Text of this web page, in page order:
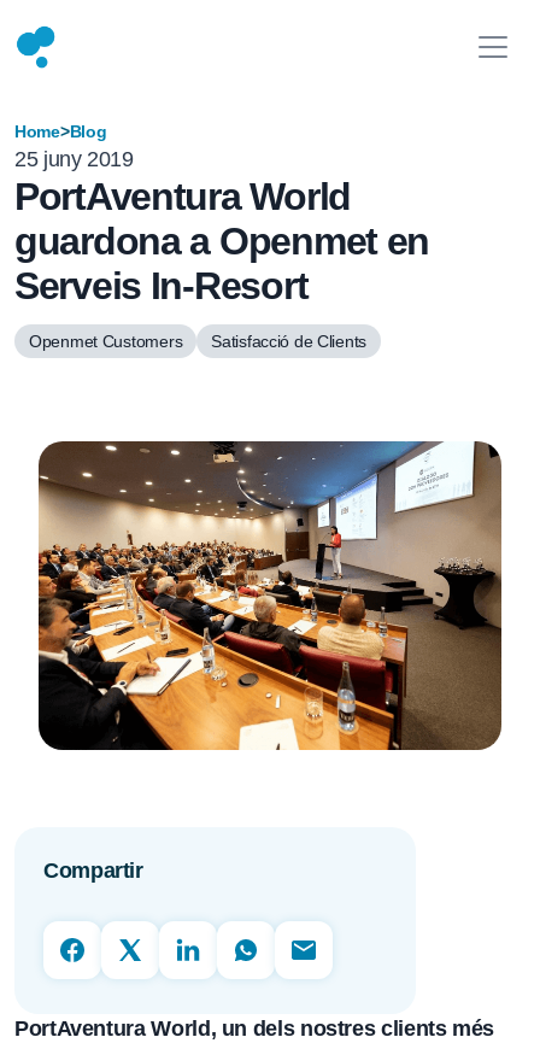
Home>Blog
25 juny 2019
PortAventura World
guardona a Openmet en
Serveis In-Resort
Openmet Customers Satisfacció de Clients
Compartir
PortAventura World , un dels nostres clients més